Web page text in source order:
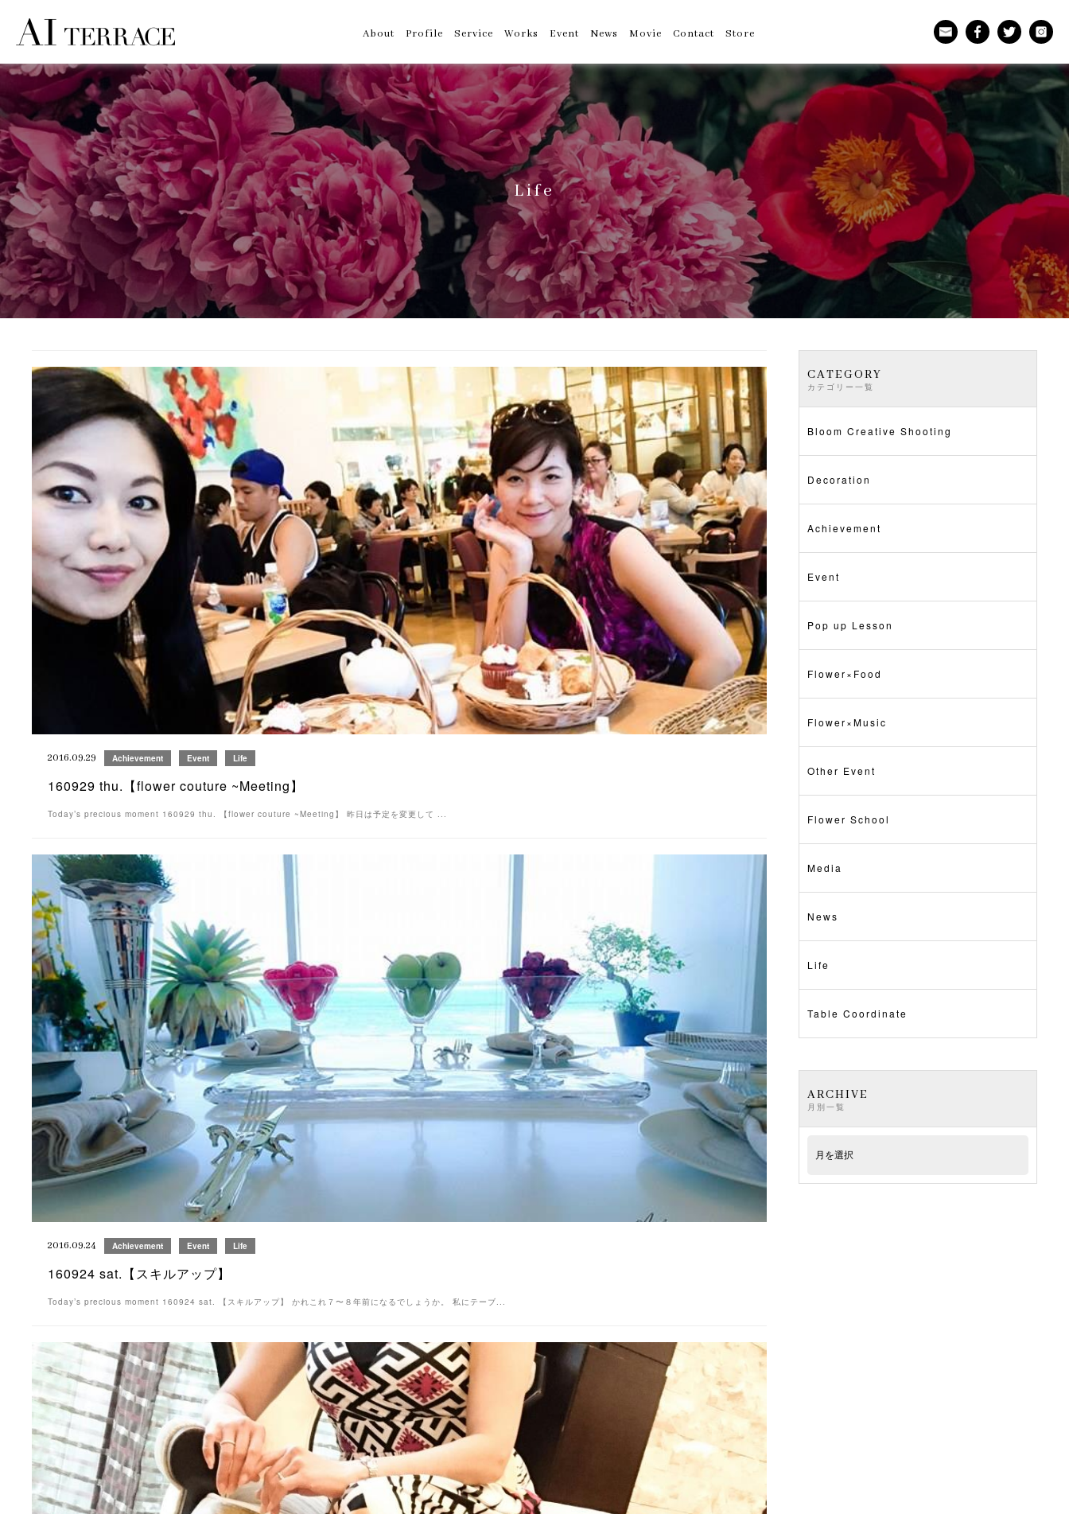
About Profile Service Works Event News Movie Contact Store
Life
2016.09.29 Achievement Event Life
160929 thu.【flower couture ~Meeting】
Today’s precious moment 160929 thu. 【flower couture ~Meeting】 昨日は予定を変更して ...
2016.09.24 Achievement Event Life
160924 sat.【スキルアップ】
Today’s precious moment 160924 sat. 【スキルアップ】 かれこれ７〜８年前になるでしょうか。 私にテーブ...
CATEGORY
カテゴリー一覧
Bloom Creative Shooting
Decoration
Achievement
Event
Pop up Lesson
Flower×Food
Flower×Music
Other Event
Flower School
Media
News
Life
Table Coordinate
ARCHIVE
月別一覧